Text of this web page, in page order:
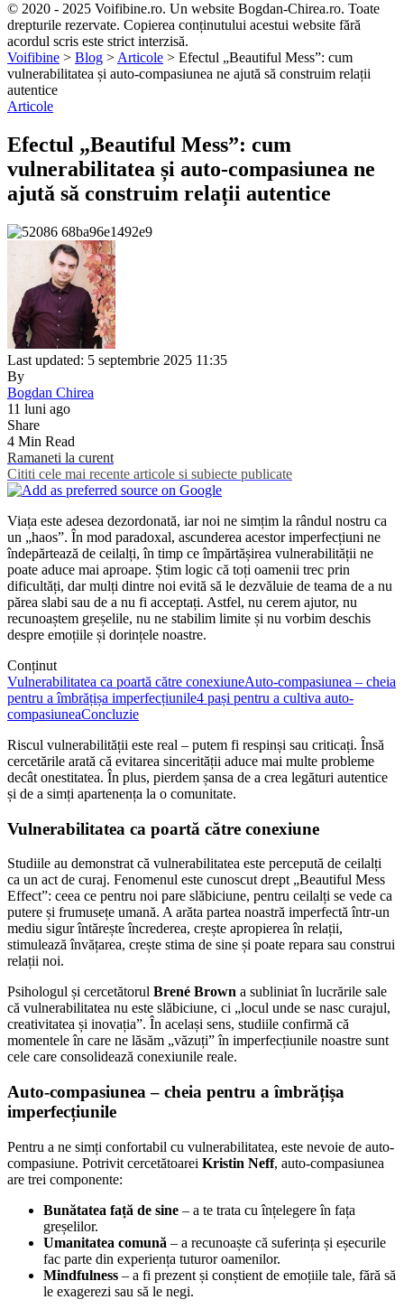
© 2020 - 2025 Voifibine.ro. Un website Bogdan-Chirea.ro. Toate
drepturile rezervate. Copierea conținutului acestui website fără
acordul scris este strict interzisă.
Voifibine > Blog > Articole > Efectul „Beautiful Mess”: cum
vulnerabilitatea și auto-compasiunea ne ajută să construim relații
autentice
Articole
Efectul „Beautiful Mess”: cum
vulnerabilitatea și auto-compasiunea ne
ajută să construim relații autentice
Last updated: 5 septembrie 2025 11:35
By
Bogdan Chirea
11 luni ago
Share
4 Min Read
Ramaneti la curent
Cititi cele mai recente articole si subiecte publicate
Viața este adesea dezordonată, iar noi ne simțim la rândul nostru ca
un „haos”. În mod paradoxal, ascunderea acestor imperfecțiuni ne
îndepărtează de ceilalți, în timp ce împărtășirea vulnerabilității ne
poate aduce mai aproape. Știm logic că toți oamenii trec prin
dificultăți, dar mulți dintre noi evită să le dezvăluie de teama de a nu
părea slabi sau de a nu fi acceptați. Astfel, nu cerem ajutor, nu
recunoaștem greșelile, nu ne stabilim limite și nu vorbim deschis
despre emoțiile și dorințele noastre.
Conținut
Vulnerabilitatea ca poartă către conexiuneAuto-compasiunea – cheia
pentru a îmbrățișa imperfecțiunile4 pași pentru a cultiva auto-
compasiuneaConcluzie
Riscul vulnerabilității este real – putem fi respinși sau criticați. Însă
cercetările arată că evitarea sincerității aduce mai multe probleme
decât onestitatea. În plus, pierdem șansa de a crea legături autentice
și de a simți apartenența la o comunitate.
Vulnerabilitatea ca poartă către conexiune
Studiile au demonstrat că vulnerabilitatea este percepută de ceilalți
ca un act de curaj. Fenomenul este cunoscut drept „Beautiful Mess
Effect”: ceea ce pentru noi pare slăbiciune, pentru ceilalți se vede ca
putere și frumusețe umană. A arăta partea noastră imperfectă într-un
mediu sigur întărește încrederea, crește apropierea în relații,
stimulează învățarea, crește stima de sine și poate repara sau construi
relații noi.
Psihologul și cercetătorul Brené Brown a subliniat în lucrările sale
că vulnerabilitatea nu este slăbiciune, ci „locul unde se nasc curajul,
creativitatea și inovația”. În același sens, studiile confirmă că
momentele în care ne lăsăm „văzuți” în imperfecțiunile noastre sunt
cele care consolidează conexiunile reale.
Auto-compasiunea – cheia pentru a îmbrățișa
imperfecțiunile
Pentru a ne simți confortabil cu vulnerabilitatea, este nevoie de auto-
compasiune. Potrivit cercetătoarei Kristin Neff, auto-compasiunea
are trei componente:
Bunătatea față de sine – a te trata cu înțelegere în fața
greșelilor.
Umanitatea comună – a recunoaște că suferința și eșecurile
fac parte din experiența tuturor oamenilor.
Mindfulness – a fi prezent și conștient de emoțiile tale, fără să
le exagerezi sau să le negi.